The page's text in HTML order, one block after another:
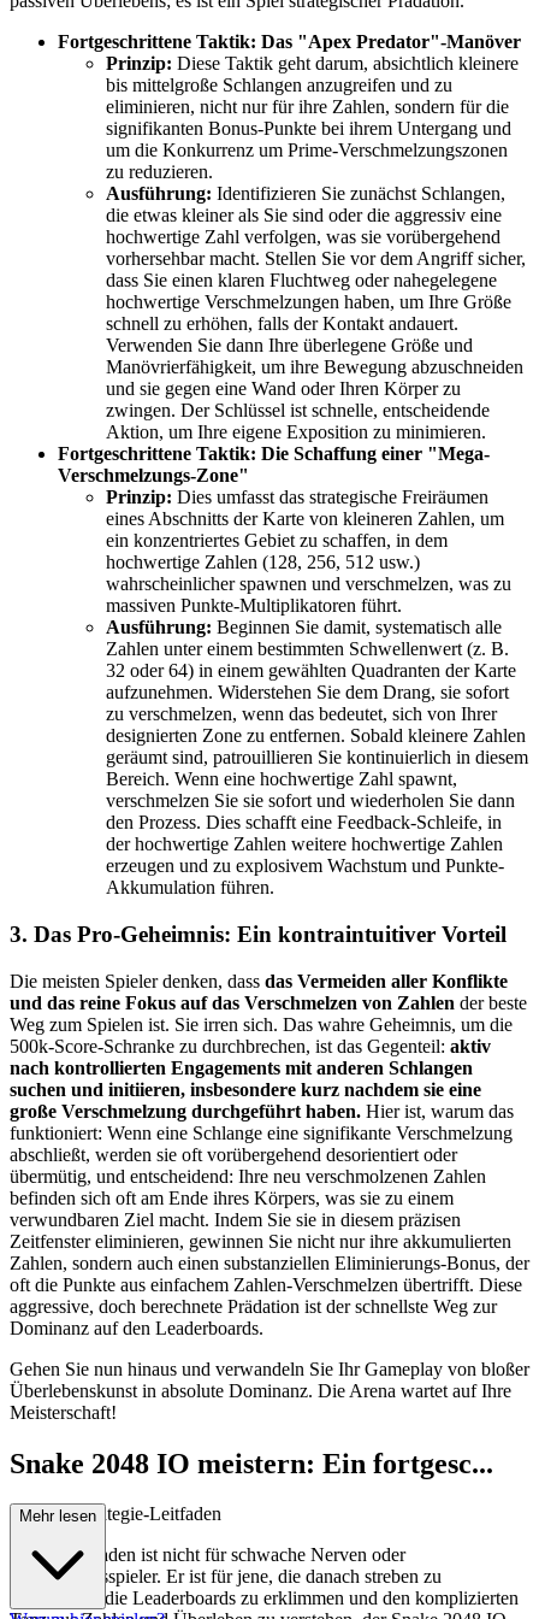
Fortgeschrittene Taktik: Das "Apex Predator"-Manöver
Prinzip: Diese Taktik geht darum, absichtlich kleinere
bis mittelgroße Schlangen anzugreifen und zu
eliminieren, nicht nur für ihre Zahlen, sondern für die
signifikanten Bonus-Punkte bei ihrem Untergang und
um die Konkurrenz um Prime-Verschmelzungszonen
zu reduzieren.
Ausführung: Identifizieren Sie zunächst Schlangen,
die etwas kleiner als Sie sind oder die aggressiv eine
hochwertige Zahl verfolgen, was sie vorübergehend
vorhersehbar macht. Stellen Sie vor dem Angriff sicher,
dass Sie einen klaren Fluchtweg oder nahegelegene
hochwertige Verschmelzungen haben, um Ihre Größe
schnell zu erhöhen, falls der Kontakt andauert.
Verwenden Sie dann Ihre überlegene Größe und
Manövrierfähigkeit, um ihre Bewegung abzuschneiden
und sie gegen eine Wand oder Ihren Körper zu
zwingen. Der Schlüssel ist schnelle, entscheidende
Aktion, um Ihre eigene Exposition zu minimieren.
Fortgeschrittene Taktik: Die Schaffung einer "Mega-
Verschmelzungs-Zone"
Prinzip: Dies umfasst das strategische Freiräumen
eines Abschnitts der Karte von kleineren Zahlen, um
ein konzentriertes Gebiet zu schaffen, in dem
hochwertige Zahlen (128, 256, 512 usw.)
wahrscheinlicher spawnen und verschmelzen, was zu
massiven Punkte-Multiplikatoren führt.
Ausführung: Beginnen Sie damit, systematisch alle
Zahlen unter einem bestimmten Schwellenwert (z. B.
32 oder 64) in einem gewählten Quadranten der Karte
aufzunehmen. Widerstehen Sie dem Drang, sie sofort
zu verschmelzen, wenn das bedeutet, sich von Ihrer
designierten Zone zu entfernen. Sobald kleinere Zahlen
geräumt sind, patrouillieren Sie kontinuierlich in diesem
Bereich. Wenn eine hochwertige Zahl spawnt,
verschmelzen Sie sie sofort und wiederholen Sie dann
den Prozess. Dies schafft eine Feedback-Schleife, in
der hochwertige Zahlen weitere hochwertige Zahlen
erzeugen und zu explosivem Wachstum und Punkte-
Akkumulation führen.
3. Das Pro-Geheimnis: Ein kontraintuitiver Vorteil
Die meisten Spieler denken, dass das Vermeiden aller Konflikte
und das reine Fokus auf das Verschmelzen von Zahlen der beste
Weg zum Spielen ist. Sie irren sich. Das wahre Geheimnis, um die
500k-Score-Schranke zu durchbrechen, ist das Gegenteil: aktiv
nach kontrollierten Engagements mit anderen Schlangen
suchen und initiieren, insbesondere kurz nachdem sie eine
große Verschmelzung durchgeführt haben. Hier ist, warum das
funktioniert: Wenn eine Schlange eine signifikante Verschmelzung
abschließt, werden sie oft vorübergehend desorientiert oder
übermütig, und entscheidend: Ihre neu verschmolzenen Zahlen
befinden sich oft am Ende ihres Körpers, was sie zu einem
verwundbaren Ziel macht. Indem Sie sie in diesem präzisen
Zeitfenster eliminieren, gewinnen Sie nicht nur ihre akkumulierten
Zahlen, sondern auch einen substanziellen Eliminierungs-Bonus, der
oft die Punkte aus einfachem Zahlen-Verschmelzen übertrifft. Diese
aggressive, doch berechnete Prädation ist der schnellste Weg zur
Dominanz auf den Leaderboards.
Gehen Sie nun hinaus und verwandeln Sie Ihr Gameplay von bloßer
Überlebenskunst in absolute Dominanz. Die Arena wartet auf Ihre
Meisterschaft!
Snake 2048 IO meistern: Ein fortgesc...
hrittener Strategie-Leitfaden
Dieser Leitfaden ist nicht für schwache Nerven oder
Gelegenheitsspieler. Er ist für jene, die danach streben zu
dominieren, die Leaderboards zu erklimmen und den komplizierten
Mehr lesen